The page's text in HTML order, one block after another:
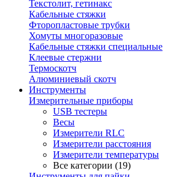
Текстолит, гетинакс
Кабельные стяжки
Фторопластовые трубки
Хомуты многоразовые
Кабельные стяжки специальные
Клеевые стержни
Термоскотч
Алюминиевый скотч
Инструменты
Измерительные приборы
USB тестеры
Весы
Измерители RLC
Измерители расстояния
Измерители температуры
Все категории (19)